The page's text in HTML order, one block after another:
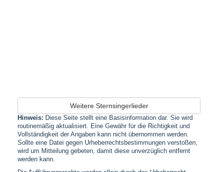
Weitere Sternsingerlieder
Hinweis: Diese Seite stellt eine Basisinformation dar. Sie wird
routinemäßig aktualisiert. Eine Gewähr für die Richtigkeit und
Vollständigkeit der Angaben kann nicht übernommen werden.
Sollte eine Datei gegen Urheberrechtsbestimmungen verstoßen,
wird um Mitteilung gebeten, damit diese unverzüglich entfernt
werden kann.